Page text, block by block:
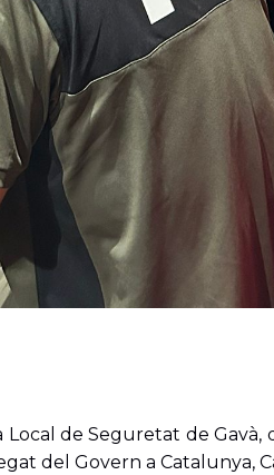
Local de Seguretat de
del Govern a Catalunya,